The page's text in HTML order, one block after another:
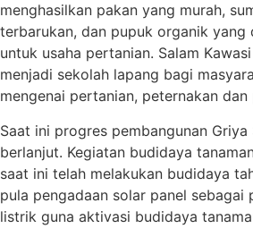
menghasilkan pakan yang murah,
terbarukan, dan pupuk organik yang
untuk usaha pertanian. Salam
menjadi sekolah lapang bagi
mengenai pertanian, peternakan dan
Saat ini progres pembangunan Griya
berlanjut. Kegiatan budidaya
saat ini telah melakukan budidaya
pula pengadaan solar panel sebagai
listrik guna aktivasi budidaya